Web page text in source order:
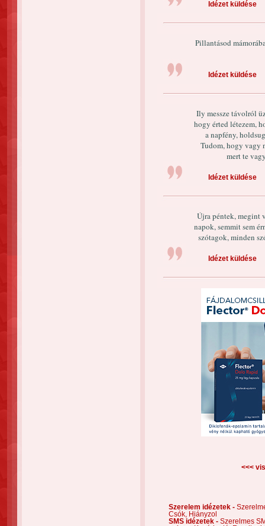
Idézet küldése
Pillantásod
Idézet küldése
Ily messze távolról
hogy érted létezem,
a napfény,
Tudom, hogy vagy
mert te
Idézet küldése
Újra péntek, megint
napok, semmit sem
szótagok, minden
Idézet küldése
<<<
Szerelem idézetek -
Csók,
Hiányzol
SMS idézetek - Szerelmes